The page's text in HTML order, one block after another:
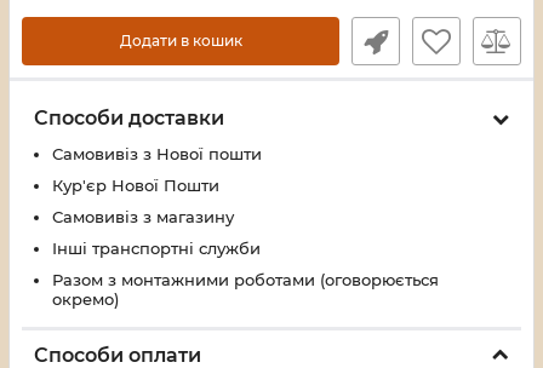
Додати в кошик
Способи доставки
Самовивіз з Нової пошти
Кур'єр Нової Пошти
Самовивіз з магазину
Інші транспортні служби
Разом з монтажними роботами (оговорюється
окремо)
Способи оплати